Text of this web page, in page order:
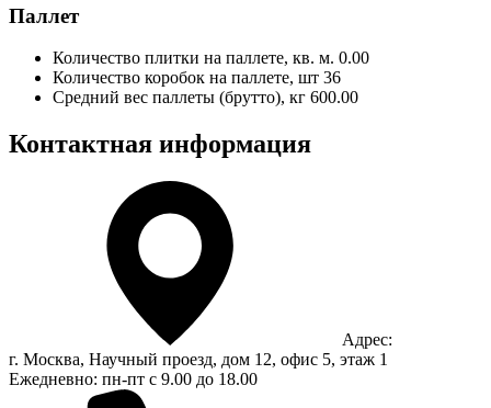
Паллет
Количество плитки на паллете, кв. м. 0.00
Количество коробок на паллете, шт 36
Средний вес паллеты (брутто), кг 600.00
Контактная информация
Адрес:
г. Москва, Научный проезд, дом 12, офис 5, этаж 1
Ежедневно: пн-пт с 9.00 до 18.00